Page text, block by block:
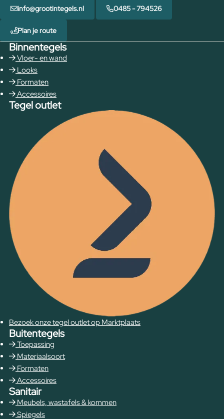
info@grootintegels.nl 0485 - 794526
Plan je route
Binnentegels
Vloer- en wand
Looks
Formaten
Accessoires
Tegel outlet
Bezoek onze tegel outlet op Marktplaats
Buitentegels
Toepassing
Materiaalsoort
Formaten
Accessoires
Sanitair
Meubels, wastafels & kommen
Spiegels